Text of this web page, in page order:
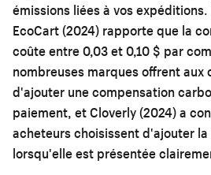
émissions liées à vos
EcoCart (2024) rapporte que la
coûte entre 0,03 et 0,10 $ par
nombreuses marques offrent
d'ajouter une compensation
paiement, et Cloverly (2024) a
acheteurs choisissent d'ajouter
lorsqu'elle est présentée